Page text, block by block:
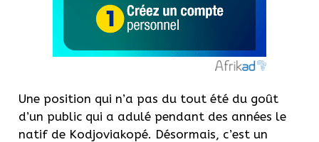
Une position qui n’a pas du tout été du goût
d’un public qui a adulé pendant des années le
natif de Kodjoviakopé. Désormais, c’est un